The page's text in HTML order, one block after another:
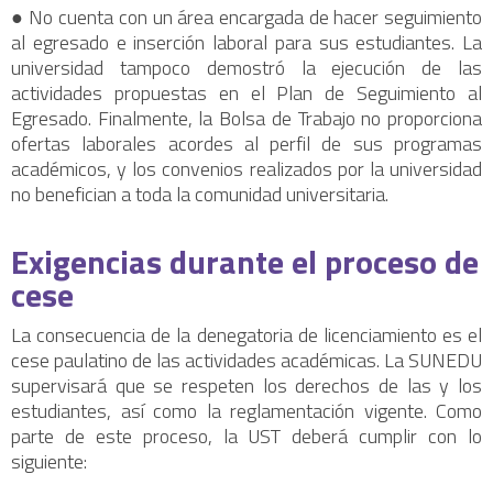
● No cuenta con un área encargada de hacer seguimiento
al egresado e inserción laboral para sus estudiantes. La
universidad tampoco demostró la ejecución de las
actividades propuestas en el Plan de Seguimiento al
Egresado. Finalmente, la Bolsa de Trabajo no proporciona
ofertas laborales acordes al perfil de sus programas
académicos, y los convenios realizados por la universidad
no benefician a toda la comunidad universitaria.
Exigencias durante el proceso de
cese
La consecuencia de la denegatoria de licenciamiento es el
cese paulatino de las actividades académicas. La SUNEDU
supervisará que se respeten los derechos de las y los
estudiantes, así como la reglamentación vigente. Como
parte de este proceso, la UST deberá cumplir con lo
siguiente: